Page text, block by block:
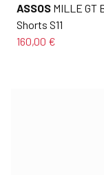
ASSOS MILLE GT
Shorts S11
160,00 €